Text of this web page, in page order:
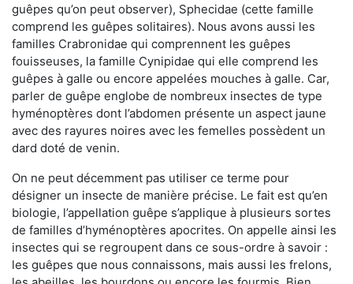
guêpes qu’on peut observer), Sphecidae (cette famille
comprend les guêpes solitaires). Nous avons aussi les
familles Crabronidae qui comprennent les guêpes
fouisseuses, la famille Cynipidae qui elle comprend les
guêpes à galle ou encore appelées mouches à galle. Car,
parler de guêpe englobe de nombreux insectes de type
hyménoptères dont l’abdomen présente un aspect jaune
avec des rayures noires avec les femelles possèdent un
dard doté de venin.
On ne peut décemment pas utiliser ce terme pour
désigner un insecte de manière précise. Le fait est qu’en
biologie, l’appellation guêpe s’applique à plusieurs sortes
de familles d’hyménoptères apocrites. On appelle ainsi les
insectes qui se regroupent dans ce sous-ordre à savoir :
les guêpes que nous connaissons, mais aussi les frelons,